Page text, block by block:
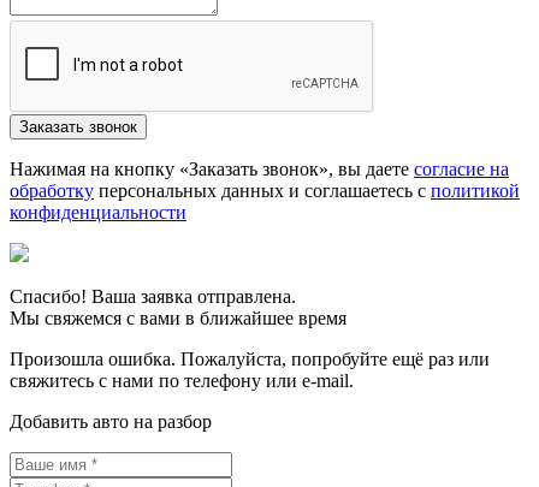
Нажимая на кнопку «Заказать звонок», вы даете согласие на
обработку персональных данных и соглашаетесь c политикой
конфиденциальности
Спасибо! Ваша заявка отправлена.
Мы свяжемся с вами в ближайшее время
Произошла ошибка. Пожалуйста, попробуйте ещё раз или
свяжитесь с нами по телефону или e-mail.
Добавить авто на разбор